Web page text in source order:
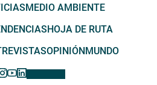
MEDIO AMBIENTE
HOJA DE RUTA
OPINIÓN MUNDO